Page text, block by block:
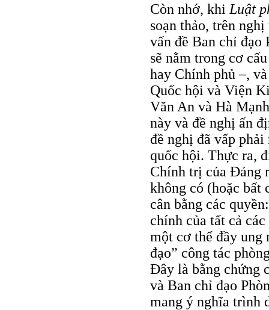
Còn nhớ, khi Luật
soạn thảo, trên
vấn đề Ban chỉ đạo
sẽ nằm trong cơ
hay Chính phủ –,
Quốc hội và Viện
Văn An và Hà
này và đề nghị ấn
đề nghị đã vấp
quốc hội. Thực ra,
Chính trị của Đảng
không có (hoặc bất
cân bằng các
chính của tất cả
một cơ thể đầy ung
đạo” công tác
Đây là bằng chứng
và Ban chỉ đạo
mang ý nghĩa trình